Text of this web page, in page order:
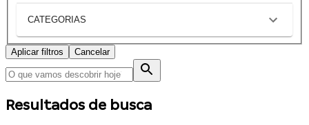
CATEGORIAS
Aplicar filtros Cancelar
Resultados de busca